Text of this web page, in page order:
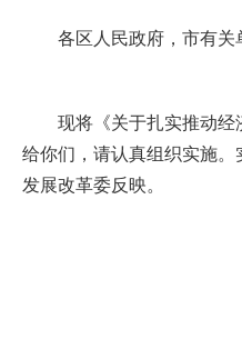
各区人民政府，市有关
现将《关于扎实推动
给你们，请认真组织实施
发展改革委反映。